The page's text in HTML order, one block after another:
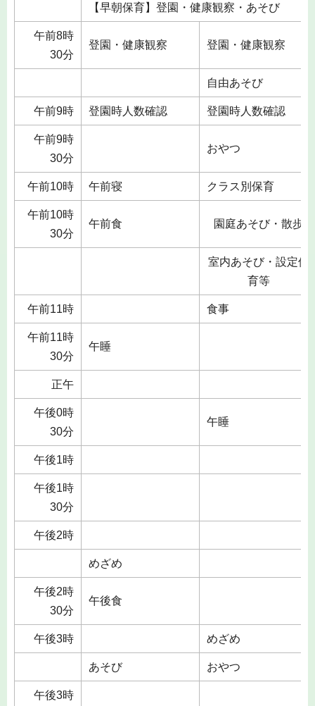
【早朝保育】登園・健康観察・あそび
午前8時
30分
登園・健康観察 登園・健康観察
自由あそび
午前9時 登園時人数確認 登園時人数確認
午前9時
30分
おやつ
午前10時 午前寝 クラス別保育
午前10時
30分
午前食 園庭あそび・散歩
室内あそび・設定保
育等
午前11時 食事
午前11時
30分
午睡
正午
午後0時
30分
午睡
午後1時
午後1時
30分
午後2時
めざめ
午後2時
30分
午後食
午後3時 めざめ
あそび おやつ
午後3時